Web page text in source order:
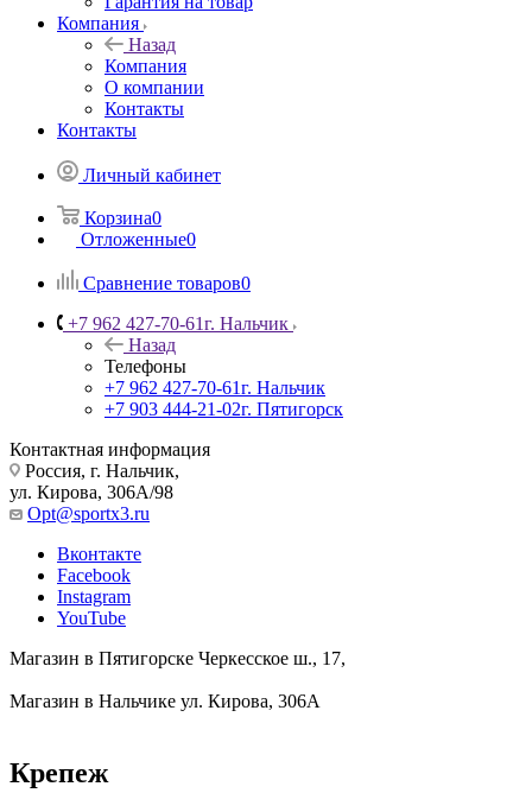
Компания
Назад
Компания
О компании
Контакты
Контакты
Личный кабинет
Корзина0
Отложенные0
Сравнение товаров0
+7 962 427-70-61г. Нальчик
Назад
Телефоны
+7 962 427-70-61г. Нальчик
+7 903 444-21-02г. Пятигорск
Контактная информация
Россия, г. Нальчик,
ул. Кирова, 306А/98
Opt@sportx3.ru
Вконтакте
Facebook
Instagram
YouTube
Магазин в Пятигорске Черкесское ш., 17,
Магазин в Нальчике ул. Кирова, 306А
Крепеж